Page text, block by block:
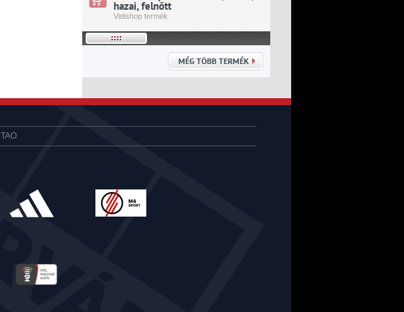
hazai, felnőtt
Vidishop termék
MÉG TÖBB TERMÉK
TAO